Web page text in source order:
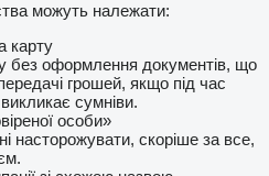
можуть належати:
карту
без оформлення документів, що
грошей, якщо під час
сумніви.
особи»
насторожувати, скоріше за все,